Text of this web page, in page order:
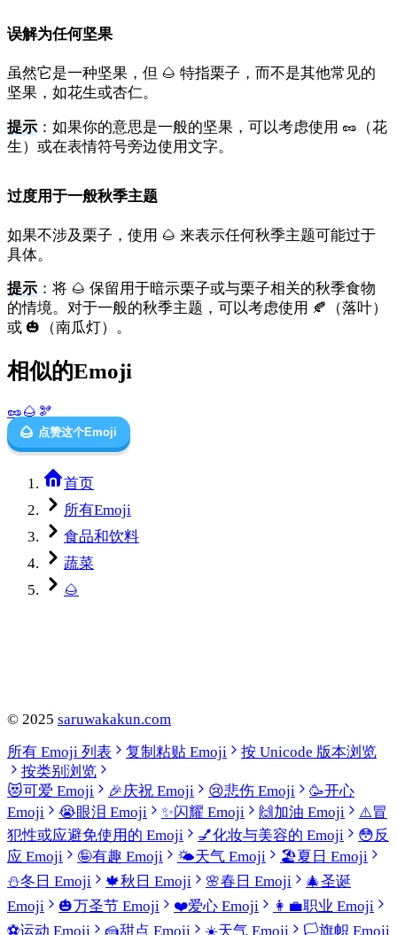
误解为任何坚果
虽然它是一种坚果，但 🌰 特指栗子，而不是其他常见的
坚果，如花生或杏仁。
提示 ：如果你的意思是一般的坚果，可以考虑使用 🥜（花
生）或在表情符号旁边使用文字。
过度用于一般秋季主题
如果不涉及栗子，使用 🌰 来表示任何秋季主题可能过于
具体。
提示 ：将 🌰 保留用于暗示栗子或与栗子相关的秋季食物
的情境。对于一般的秋季主题，可以考虑使用 🍂（落叶）
或 🎃（南瓜灯）。
相似的Emoji
🥜🌰 🫘
🌰 点赞这个Emoji
首页
所有Emoji
食品和饮料
蔬菜
🌰
© 2025 saruwakakun.com
所有 Emoji 列表
复制粘贴 Emoji
按 Unicode 版本浏览
按类别浏览
😻可爱 Emoji 🎉庆祝 Emoji 😢悲伤 Emoji 🥳开心
Emoji
😭眼泪 Emoji ✨闪耀 Emoji 🙌加油 Emoji ⚠️冒
犯性或应避免使用的 Emoji
💅化妆与美容的 Emoji 😳反
应 Emoji
🤪有趣 Emoji 🌤️天气 Emoji 🏖️夏日 Emoji
⛄冬日 Emoji 🍁秋日 Emoji 🌸春日 Emoji 🎄圣诞
Emoji
🎃万圣节 Emoji ❤️爱心 Emoji 👩‍💼职业 Emoji
⚽运动 Emoji 🍰甜点 Emoji ☀️天气 Emoji 🏳️旗帜 Emoji